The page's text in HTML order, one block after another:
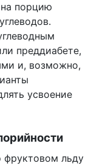
порцию
преддиабете,
и, возможно,
усвоение
льду